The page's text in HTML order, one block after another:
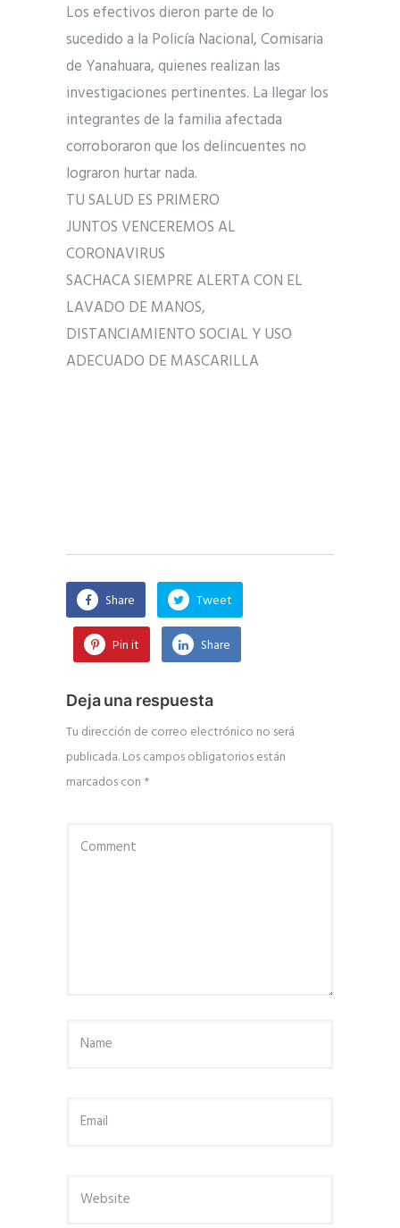
Los efectivos dieron parte de lo
sucedido a la Policía Nacional, Comisaria
de Yanahuara, quienes realizan las
investigaciones pertinentes. La llegar los
integrantes de la familia afectada
corroboraron que los delincuentes no
lograron hurtar nada.
TU SALUD ES PRIMERO
JUNTOS VENCEREMOS AL
CORONAVIRUS
SACHACA SIEMPRE ALERTA CON EL
LAVADO DE MANOS,
DISTANCIAMIENTO SOCIAL Y USO
ADECUADO DE MASCARILLA
Share Tweet
Pin it Share
Deja una respuesta
Tu dirección de correo electrónico no será
publicada.Los campos obligatorios están
marcados con *